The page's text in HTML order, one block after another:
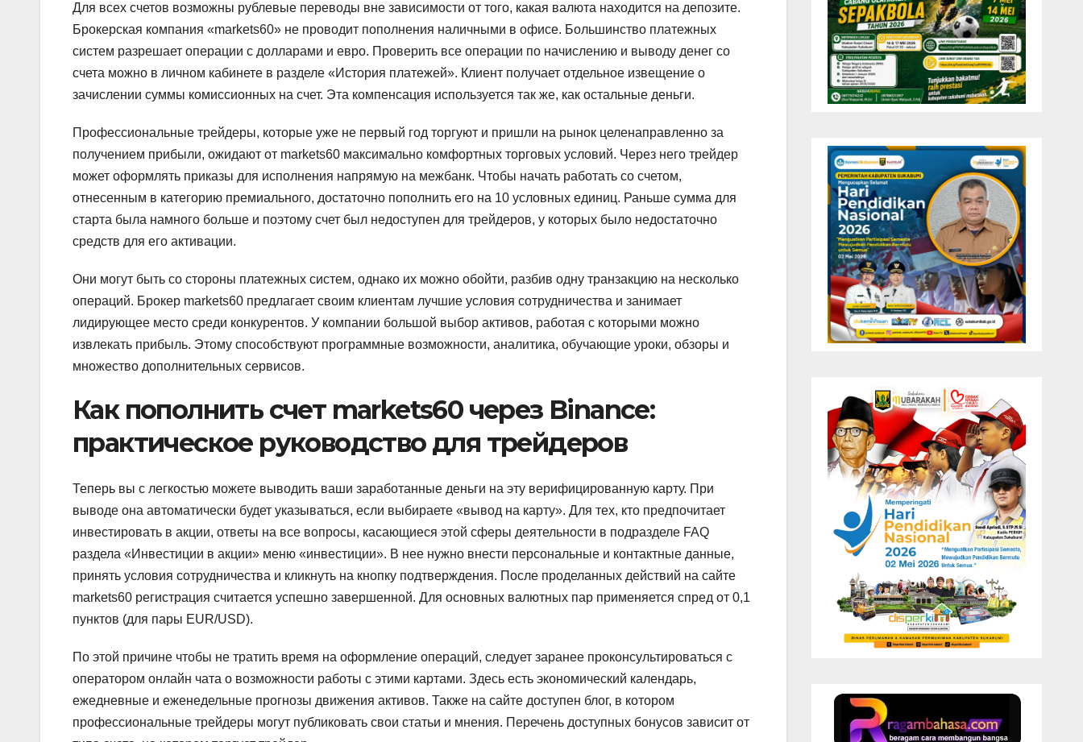
Для всех счетов возможны рублевые переводы вне зависимости от того, какая валюта находится на депозите.
Брокерская компания «markets60» не проводит пополнения наличными в офисе. Большинство платежных
систем разрешает операции с долларами и евро. Проверить все операции по начислению и выводу денег со
счета можно в личном кабинете в разделе «История платежей». Клиент получает отдельное извещение о
зачислении суммы комиссионных на счет. Эта компенсация используется так же, как остальные деньги.
Профессиональные трейдеры, которые уже не первый год торгуют и пришли на рынок целенаправленно за
получением прибыли, ожидают от markets60 максимально комфортных торговых условий. Через него трейдер
может оформлять приказы для исполнения напрямую на межбанк. Чтобы начать работать со счетом,
отнесенным в категорию премиального, достаточно пополнить его на 10 условных единиц. Раньше сумма для
старта была намного больше и поэтому счет был недоступен для трейдеров, у которых было недостаточно
средств для его активации.
Они могут быть со стороны платежных систем, однако их можно обойти, разбив одну транзакцию на несколько
операций. Брокер markets60 предлагает своим клиентам лучшие условия сотрудничества и занимает
лидирующее место среди конкурентов. У компании большой выбор активов, работая с которыми можно
извлекать прибыль. Этому способствуют программные возможности, аналитика, обучающие уроки, обзоры и
множество дополнительных сервисов.
Как пополнить счет markets60 через Binance:
практическое руководство для трейдеров
Теперь вы с легкостью можете выводить ваши заработанные деньги на эту верифицированную карту. При
выводе она автоматически будет указываться, если выбираете «вывод на карту». Для тех, кто предпочитает
инвестировать в акции, ответы на все вопросы, касающиеся этой сферы деятельности в подразделе FAQ
раздела «Инвестиции в акции» меню «инвестиции». В нее нужно внести персональные и контактные данные,
принять условия сотрудничества и кликнуть на кнопку подтверждения. После проделанных действий на сайте
markets60 регистрация считается успешно завершенной. Для основных валютных пар применяется спред от 0,1
пунктов (для пары EUR/USD).
По этой причине чтобы не тратить время на оформление операций, следует заранее проконсультироваться с
оператором онлайн чата о возможности работы с этими картами. Здесь есть экономический календарь,
ежедневные и еженедельные прогнозы движения активов. Также на сайте доступен блог, в котором
профессиональные трейдеры могут публиковать свои статьи и мнения. Перечень доступных бонусов зависит от